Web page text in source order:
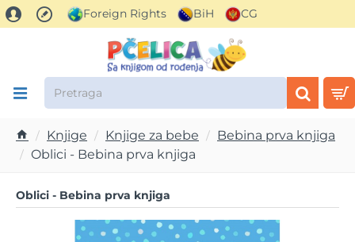
Foreign Rights BiH CG
Pretraga
h
m
e
Knjige Knjige za bebe
Bebina prva knjiga
Oblici - Bebina prva knjiga
Oblici - Bebina prva knjiga